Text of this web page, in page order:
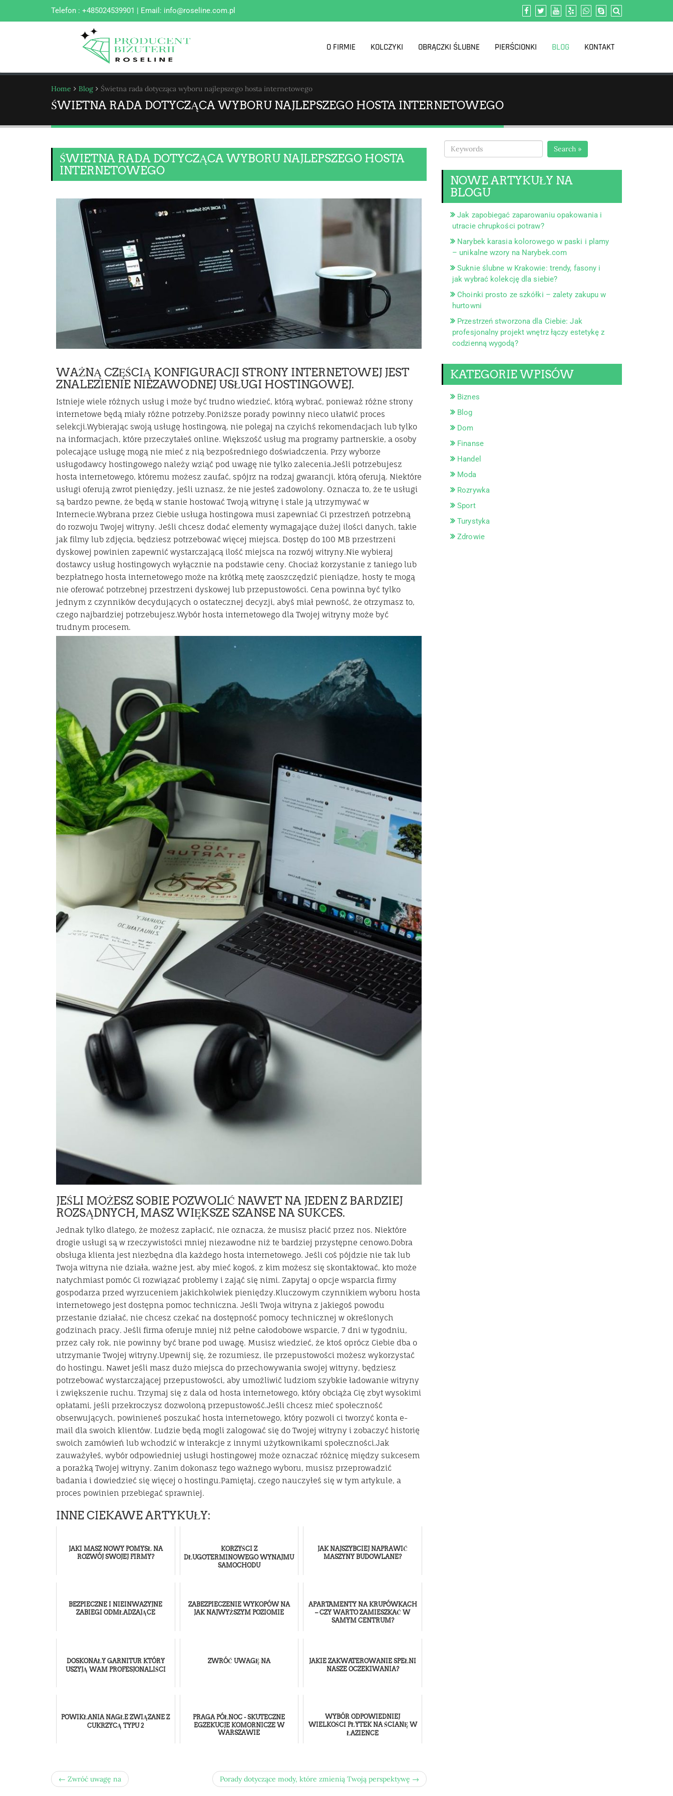
Telefon : +485024539901 | Email: info@roseline.com.pl
O FIRMIE KOLCZYKI OBRĄCZKI ŚLUBNE PIERŚCIONKI BLOG KONTAKT
Home Blog Świetna rada dotycząca wyboru najlepszego hosta internetowego
ŚWIETNA RADA DOTYCZĄCA WYBORU NAJLEPSZEGO HOSTA INTERNETOWEGO
ŚWIETNA RADA DOTYCZĄCA WYBORU NAJLEPSZEGO HOSTA
INTERNETOWEGO
WAŻNĄ CZĘŚCIĄ KONFIGURACJI STRONY INTERNETOWEJ JEST
ZNALEZIENIE NIEZAWODNEJ USŁUGI HOSTINGOWEJ.
Istnieje wiele różnych usług i może być trudno wiedzieć, którą wybrać, ponieważ różne strony
internetowe będą miały różne potrzeby.Poniższe porady powinny nieco ułatwić proces
selekcji.Wybierając swoją usługę hostingową, nie polegaj na czyichś rekomendacjach lub tylko
na informacjach, które przeczytałeś online. Większość usług ma programy partnerskie, a osoby
polecające usługę mogą nie mieć z nią bezpośredniego doświadczenia. Przy wyborze
usługodawcy hostingowego należy wziąć pod uwagę nie tylko zalecenia.Jeśli potrzebujesz
hosta internetowego, któremu możesz zaufać, spójrz na rodzaj gwarancji, którą oferują. Niektóre
usługi oferują zwrot pieniędzy, jeśli uznasz, że nie jesteś zadowolony. Oznacza to, że te usługi
są bardzo pewne, że będą w stanie hostować Twoją witrynę i stale ją utrzymywać w
Internecie.Wybrana przez Ciebie usługa hostingowa musi zapewniać Ci przestrzeń potrzebną
do rozwoju Twojej witryny. Jeśli chcesz dodać elementy wymagające dużej ilości danych, takie
jak filmy lub zdjęcia, będziesz potrzebować więcej miejsca. Dostęp do 100 MB przestrzeni
dyskowej powinien zapewnić wystarczającą ilość miejsca na rozwój witryny.Nie wybieraj
dostawcy usług hostingowych wyłącznie na podstawie ceny. Chociaż korzystanie z taniego lub
bezpłatnego hosta internetowego może na krótką metę zaoszczędzić pieniądze, hosty te mogą
nie oferować potrzebnej przestrzeni dyskowej lub przepustowości. Cena powinna być tylko
jednym z czynników decydujących o ostatecznej decyzji, abyś miał pewność, że otrzymasz to,
czego najbardziej potrzebujesz.Wybór hosta internetowego dla Twojej witryny może być
trudnym procesem.
JEŚLI MOŻESZ SOBIE POZWOLIĆ NAWET NA JEDEN Z BARDZIEJ
ROZSĄDNYCH, MASZ WIĘKSZE SZANSE NA SUKCES.
Jednak tylko dlatego, że możesz zapłacić, nie oznacza, że ​​musisz płacić przez nos. Niektóre
drogie usługi są w rzeczywistości mniej niezawodne niż te bardziej przystępne cenowo.Dobra
obsługa klienta jest niezbędna dla każdego hosta internetowego. Jeśli coś pójdzie nie tak lub
Twoja witryna nie działa, ważne jest, aby mieć kogoś, z kim możesz się skontaktować, kto może
natychmiast pomóc Ci rozwiązać problemy i zająć się nimi. Zapytaj o opcje wsparcia firmy
gospodarza przed wyrzuceniem jakichkolwiek pieniędzy.Kluczowym czynnikiem wyboru hosta
internetowego jest dostępna pomoc techniczna. Jeśli Twoja witryna z jakiegoś powodu
przestanie działać, nie chcesz czekać na dostępność pomocy technicznej w określonych
godzinach pracy. Jeśli firma oferuje mniej niż pełne całodobowe wsparcie, 7 dni w tygodniu,
przez cały rok, nie powinny być brane pod uwagę. Musisz wiedzieć, że ktoś oprócz Ciebie dba o
utrzymanie Twojej witryny.Upewnij się, że rozumiesz, ile przepustowości możesz wykorzystać
do hostingu. Nawet jeśli masz dużo miejsca do przechowywania swojej witryny, będziesz
potrzebować wystarczającej przepustowości, aby umożliwić ludziom szybkie ładowanie witryny
i zwiększenie ruchu. Trzymaj się z dala od hosta internetowego, który obciąża Cię zbyt wysokimi
opłatami, jeśli przekroczysz dozwoloną przepustowość.Jeśli chcesz mieć społeczność
obserwujących, powinieneś poszukać hosta internetowego, który pozwoli ci tworzyć konta e-
mail dla swoich klientów. Ludzie będą mogli zalogować się do Twojej witryny i zobaczyć historię
swoich zamówień lub wchodzić w interakcje z innymi użytkownikami społeczności.Jak
zauważyłeś, wybór odpowiedniej usługi hostingowej może oznaczać różnicę między sukcesem
a porażką Twojej witryny. Zanim dokonasz tego ważnego wyboru, musisz przeprowadzić
badania i dowiedzieć się więcej o hostingu.Pamiętaj, czego nauczyłeś się w tym artykule, a
proces powinien przebiegać sprawniej.
INNE CIEKAWE ARTYKUŁY:
JAKI MASZ NOWY POMYSŁ NA
ROZWÓJ SWOJEJ FIRMY?
KORZYŚCI Z
DŁUGOTERMINOWEGO WYNAJMU
SAMOCHODU
JAK NAJSZYBCIEJ NAPRAWIĆ
MASZYNY BUDOWLANE?
BEZPIECZNE I NIEINWAZYJNE
ZABIEGI ODMŁADZAJĄCE
ZABEZPIECZENIE WYKOPÓW NA
JAK NAJWYŻSZYM POZIOMIE
APARTAMENTY NA KRUPÓWKACH
– CZY WARTO ZAMIESZKAĆ W
SAMYM CENTRUM?
DOSKONAŁY GARNITUR KTÓRY
USZYJĄ WAM PROFESJONALIŚCI
ZWRÓĆ UWAGĘ NA
JAKIE ZAKWATEROWANIE SPEŁNI
NASZE OCZEKIWANIA?
POWIKŁANIA NAGŁE ZWIĄZANE Z
CUKRZYCĄ TYPU 2
PRAGA PÓŁNOC - SKUTECZNE
EGZEKUCJE KOMORNICZE W
WARSZAWIE
WYBÓR ODPOWIEDNIEJ
WIELKOŚCI PŁYTEK NA ŚCIANĘ W
ŁAZIENCE
← Zwróć uwagę na Porady dotyczące mody, które zmienią Twoją perspektywę →
Search »
NOWE ARTYKUŁY NA
BLOGU
Jak zapobiegać zaparowaniu opakowania i
utracie chrupkości potraw?
Narybek karasia kolorowego w paski i plamy
– unikalne wzory na Narybek.com
Suknie ślubne w Krakowie: trendy, fasony i
jak wybrać kolekcję dla siebie?
Choinki prosto ze szkółki – zalety zakupu w
hurtowni
Przestrzeń stworzona dla Ciebie: Jak
profesjonalny projekt wnętrz łączy estetykę z
codzienną wygodą?
KATEGORIE WPISÓW
Biznes
Blog
Dom
Finanse
Handel
Moda
Rozrywka
Sport
Turystyka
Zdrowie